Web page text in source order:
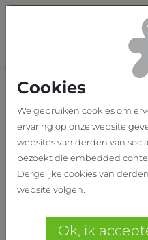
Home Onze realisaties
MONOCLE
Optiekzaak
Leuven
Voor de inrichting
Cookies
We gebruiken cookies om
ervaring op onze website
websites van derden van
bezoekt die embedded
Dergelijke cookies van
website volgen.
Ok, ik